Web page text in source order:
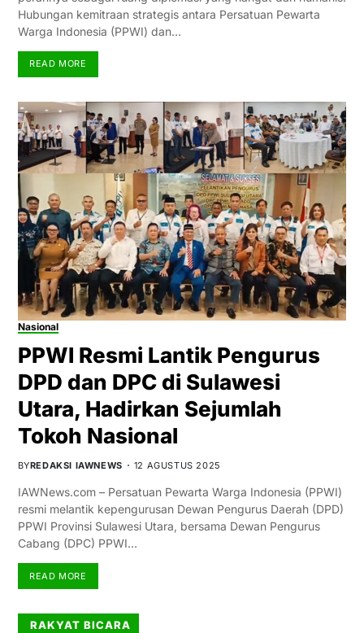
Hubungan kemitraan strategis antara Persatuan Pewarta
Warga Indonesia (PPWI) dan…
READ MORE
Nasional
PPWI Resmi Lantik Pengurus
DPD dan DPC di Sulawesi
Utara, Hadirkan Sejumlah
Tokoh Nasional
BYREDAKSI IAWNEWS 12 AGUSTUS 2025
IAWNews.com – Persatuan Pewarta Warga Indonesia (PPWI)
resmi melantik kepengurusan Dewan Pengurus Daerah (DPD)
PPWI Provinsi Sulawesi Utara, bersama Dewan Pengurus
Cabang (DPC) PPWI…
READ MORE
RAKYAT BICARA